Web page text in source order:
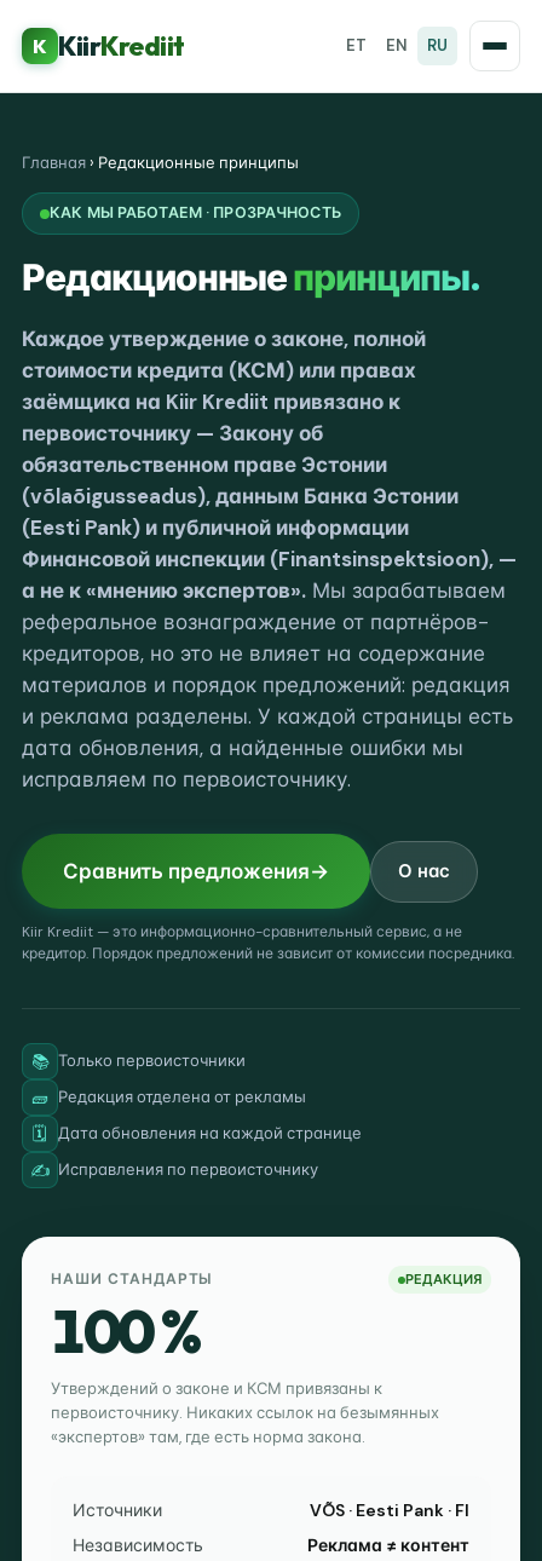
K KiirKrediit ET EN RU
Главная› Редакционные принципы
КАК МЫ РАБОТАЕМ · ПРОЗРАЧНОСТЬ
Редакционныепринципы.
Каждое утверждение о законе, полной
стоимости кредита (КСМ) или правах
заёмщика на Kiir Krediit привязано к
первоисточнику — Закону об
обязательственном праве Эстонии
(võlaõigusseadus), данным Банка Эстонии
(Eesti Pank) и публичной информации
Финансовой инспекции (Finantsinspektsioon), —
а не к «мнению экспертов». Мы зарабатываем
реферальное вознаграждение от партнёров-
кредиторов, но это не влияет на содержание
материалов и порядок предложений: редакция
и реклама разделены. У каждой страницы есть
дата обновления, а найденные ошибки мы
исправляем по первоисточнику.
Сравнить предложения О нас
Kiir Krediit — это информационно-сравнительный сервис, а не
кредитор. Порядок предложений не зависит от комиссии посредника.
📚 Только первоисточники
🧱 Редакция отделена от рекламы
🗓️ Дата обновления на каждой странице
✍️ Исправления по первоисточнику
НАШИ СТАНДАРТЫ РЕДАКЦИЯ
100 %
Утверждений о законе и КСМ привязаны к
первоисточнику. Никаких ссылок на безымянных
«экспертов» там, где есть норма закона.
Источники
VÕS · Eesti Pank · FI
Независимость
Реклама ≠ контент